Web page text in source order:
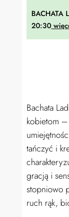
BACHATA
20:30
Bachata
kobietom
tańczyć i
gracją i
stopniowo
ruch rąk,